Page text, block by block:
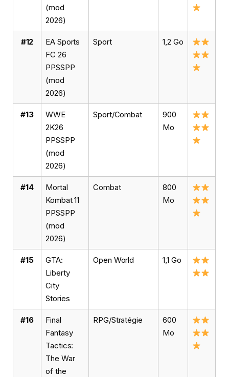
(mod
2026)
#12
EA Sports
FC 26
PPSSPP
(mod
2026)
Sport 1,2 Go
#13
WWE
2K26
PPSSPP
(mod
2026)
Sport/Combat
900
Mo
#14
Mortal
Kombat 11
PPSSPP
(mod
2026)
Combat
800
Mo
#15
GTA:
Liberty
City
Stories
Open World 1,1 Go
#16
Final
Fantasy
Tactics:
The War
of the
RPG/Stratégie
600
Mo